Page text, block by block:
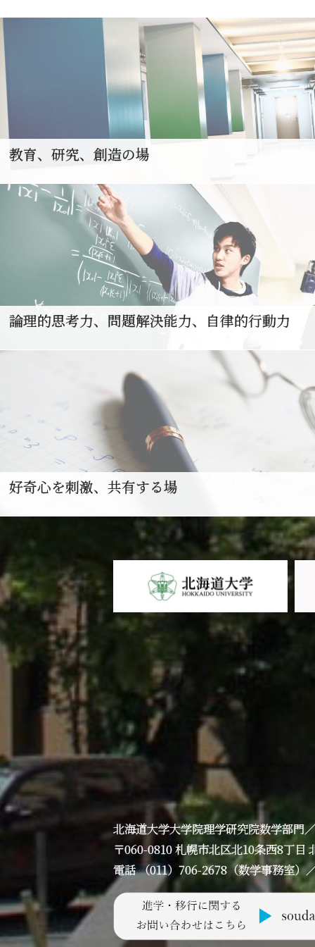
教育、研究、創造の場
論理的思考力、問題解決能力、自律的行動力
好奇心を刺激、共有する場
北海道大学大学院理学研究院数学部門
〒060-0810 札幌市北区北10条西8丁目
電話 （011）706-2678（数学事務室）